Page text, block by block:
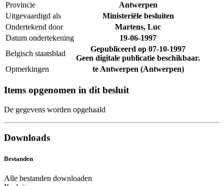
Provincie
Antwerpen
Uitgevaardigd als
Ministeriële besluiten
Ondertekend door
Martens, Luc
Datum ondertekening
19-06-1997
Belgisch staatsblad
Gepubliceerd op 07-10-1997
Geen digitale publicatie beschikbaar.
Opmerkingen
te Antwerpen (Antwerpen)
Items opgenomen in dit besluit
De gegevens worden opgehaald
Downloads
Bestanden
Alle bestanden downloaden